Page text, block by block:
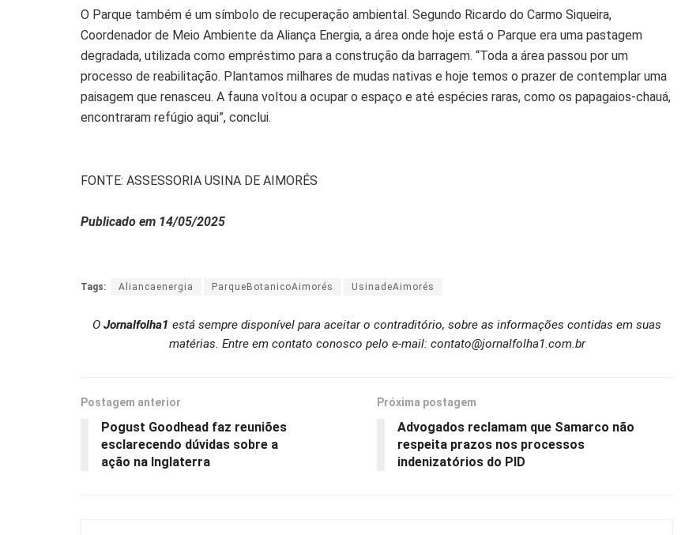
O Parque também é um símbolo de recuperação ambiental. Segundo Ricardo do Carmo Siqueira,
Coordenador de Meio Ambiente da Aliança Energia, a área onde hoje está o Parque era uma pastagem
degradada, utilizada como empréstimo para a construção da barragem. “Toda a área passou por um
processo de reabilitação. Plantamos milhares de mudas nativas e hoje temos o prazer de contemplar uma
paisagem que renasceu. A fauna voltou a ocupar o espaço e até espécies raras, como os papagaios-chauá,
encontraram refúgio aqui”, conclui.
FONTE: ASSESSORIA USINA DE AIMORÉS
Publicado em 14/05/2025
Tags: Aliancaenergia ParqueBotanicoAimorés UsinadeAimorés
O Jornalfolha1 está sempre disponível para aceitar o contraditório, sobre as informações contidas em suas
matérias. Entre em contato conosco pelo e-mail: contato@jornalfolha1.com.br
Postagem anterior
Pogust Goodhead faz reuniões
esclarecendo dúvidas sobre a
ação na Inglaterra
Próxima postagem
Advogados reclamam que Samarco não
respeita prazos nos processos
indenizatórios do PID